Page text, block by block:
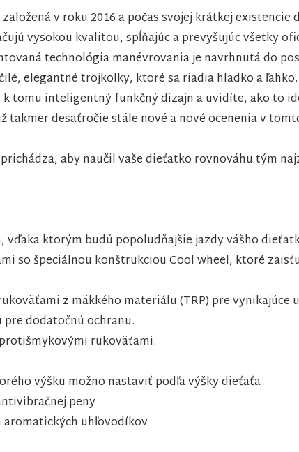
v roku 2016 a počas svojej krátkej
vysokou kvalitou, spĺňajúc a prevyšujúc všetky
technológia manévrovania je navrhnutá do
elegantné trojkolky, ktoré sa riadia hladko a
tomu inteligentný funkčný dizajn a uvidíte, ako to
takmer desaťročie stále nové a nové ocenenia v
aby naučil vaše dieťatko rovnováhu tým
vďaka ktorým budú popoludňajšie jazdy vášho
so špeciálnou konštrukciou Cool wheel, ktoré
z mäkkého materiálu (TRP) pre vynikajúce
dodatočnú ochranu.
rukoväťami.
výšku možno nastaviť podľa výšky dieťaťa
peny
uhľovodíkov